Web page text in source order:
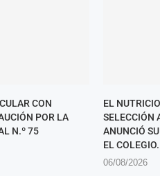
CON
POR LA
N.º 75
EL
SELECCIÓN
ANUNCIÓ
EL
06/08/2026